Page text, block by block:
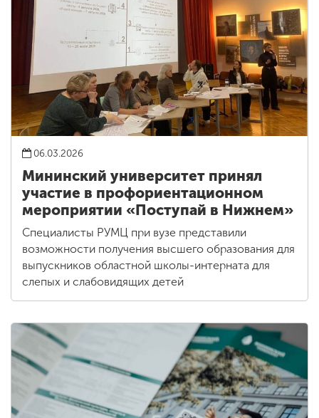
06.03.2026
Мининский университет принял
участие в профориентационном
мероприятии «Поступай в Нижнем»
Специалисты РУМЦ при вузе представили
возможности получения высшего образования для
выпускников областной школы-интерната для
слепых и слабовидящих детей